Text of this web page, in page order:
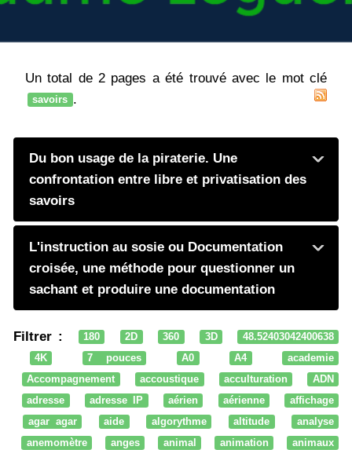
Un total de 2 pages a été trouvé avec le mot clé
savoirs .
Du bon usage de la piraterie. Une
confrontation entre libre et privatisation des
savoirs
L'instruction au sosie ou Documentation
croisée, une méthode pour questionner un
sachant et produire une documentation
Filtrer : 180 2D 360 3D
48.52403042400638
4K
7 pouces A0 A4
academie
Accompagnement
accoustique acculturation
ADN
adresse
adresse IP aérien aérienne
affichage
agar agar
aide algorythme altitude
analyse
anemomètre
anges animal animation
animaux